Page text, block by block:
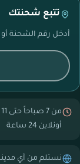
تتبع شحنتك
أدخل رقم الشحنة أو
أونلاين 24 ساعة
نستلم من أي